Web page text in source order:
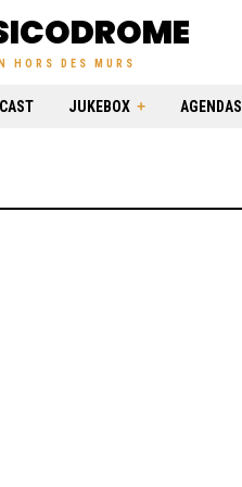
HORS DES MURS
JUKEBOX AGENDAS